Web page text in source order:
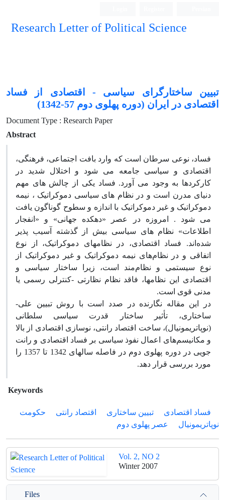
Research Letter of Political Science
تبیین ساختارگرای سیاسی - اقتصادی از فساد
اقتصادی در ایران (دوره پهلوی دوم 57-1342)
Document Type : Research Paper
Abstract
فساد، نوعی سرطان است که وارد بافت اجتماعی، فرهنگی،
اقتصادی و سیاسی جامعه می شود و اختلال شدید در
کارکردها به وجود می آورد. فساد یکی از چالش های مهم
دنیای مدرن است و در نظام های سیاسی دموکراتیک ، نیمه
دموکراتیک و غیر دموکراتیک با اندازه و سطوح گوناگون یافت
می شود . امروزه در عصر «دهکده جهانی» و «انفجار
اطلاعات» نظام های سیاسی بیش از گذشته آسیب پذیر
شده‌اند. فساد اقتصادی، در نظامهای دموکراتیک، از نوع
اتفاقی و در نظام‌های نیمه دموکراتیک و غیر دموکراتیک از
نوع سیستمی و نظام‌مند است، زیرا ساختار سیاسی و
اقتصادی این نظامها، فاقد نظام نظارتی -کنترلی رسمی یا
مدنی قوی است.
در این مقاله نگارنده در صدد است با روش تبیین علی-
ساختاری، تأثیر ساختار قدرت سیاسی سلطانی
(نوپاتریمونیال)، ساخت اقتصاد رانتی، نوسازی اقتصادی از بالا
و مکانیسم‌های اعمال نفوذ سیاسی بر فساد اقتصادی و رانت
جویی در دوره پهلوی دوم در فاصله سالهای 1342 تا 1357 را
مورد بررسی قرار دهد.
Keywords
فساد اقتصادی تبیین ساختاری اقتصاد رانتی
حکومت
نوپاتریمونیال
عصر پهلوی دوم
Vol. 2, NO 2
Winter 2007
Files